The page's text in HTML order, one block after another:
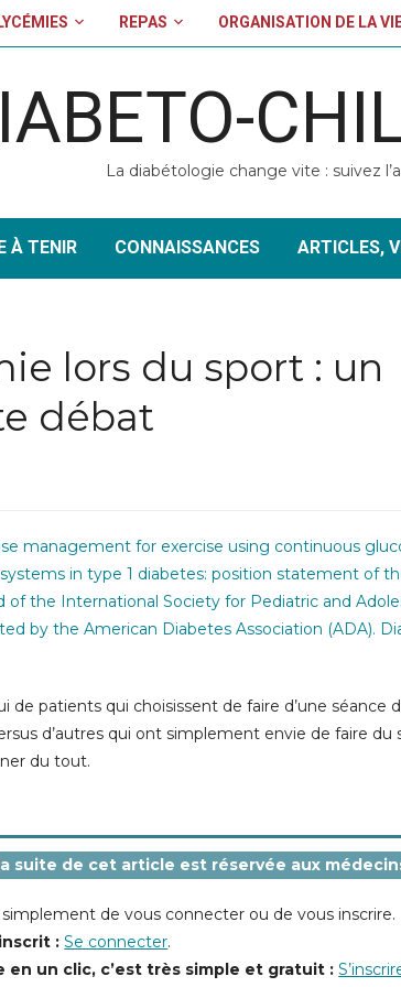
REPAS ORGANISATION DE LA
La diabétologie change vite : suivez
À TENIR CONNAISSANCES ARTICLES,
lors du sport : un
débat
management for exercise using continuous
in type 1 diabetes: position statement of
of the International Society for Pediatric and
by the American Diabetes Association (ADA).
de patients qui choisissent de faire d’une séance
d’autres qui ont simplement envie de faire du
du tout.
suite de cet article est réservée aux
de vous connecter ou de vous inscrire.
:Se connecter.
en un clic, c’est très simple et gratuit :